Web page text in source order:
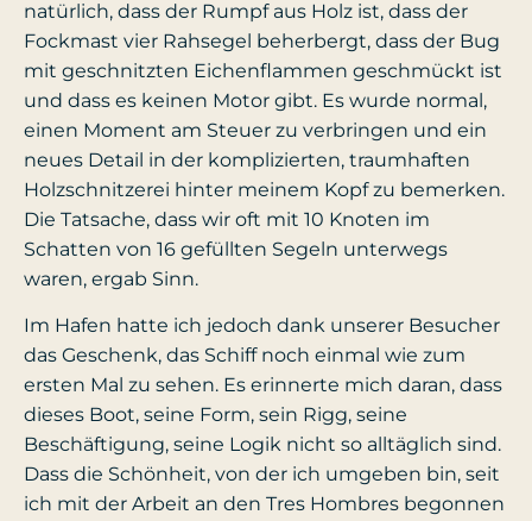
natürlich, dass der Rumpf aus Holz ist, dass der
Fockmast vier Rahsegel beherbergt, dass der Bug
mit geschnitzten Eichenflammen geschmückt ist
und dass es keinen Motor gibt. Es wurde normal,
einen Moment am Steuer zu verbringen und ein
neues Detail in der komplizierten, traumhaften
Holzschnitzerei hinter meinem Kopf zu bemerken.
Die Tatsache, dass wir oft mit 10 Knoten im
Schatten von 16 gefüllten Segeln unterwegs
waren, ergab Sinn.
Im Hafen hatte ich jedoch dank unserer Besucher
das Geschenk, das Schiff noch einmal wie zum
ersten Mal zu sehen. Es erinnerte mich daran, dass
dieses Boot, seine Form, sein Rigg, seine
Beschäftigung, seine Logik nicht so alltäglich sind.
Dass die Schönheit, von der ich umgeben bin, seit
ich mit der Arbeit an den Tres Hombres begonnen